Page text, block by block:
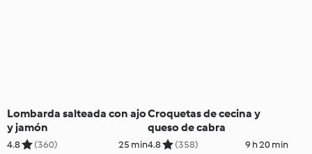
Lombarda salteada con ajo
y jamón
4.8 (360) 25 min
Croquetas de cecina y
queso de cabra
4.8 (358) 9 h 20 min